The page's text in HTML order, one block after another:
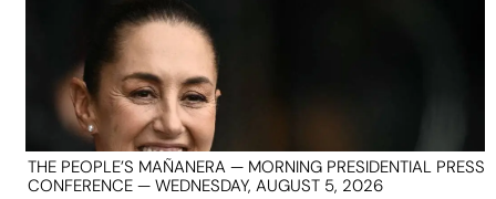
THE PEOPLE’S MAÑANERA — MORNING PRESIDENTIAL PRESS
CONFERENCE — WEDNESDAY, AUGUST 5, 2026